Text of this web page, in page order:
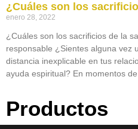
¿Cuáles son los
enero 28, 2022
¿Cuáles son los sacrificios de la
responsable ¿Sientes alguna vez
distancia inexplicable en tus
ayuda espiritual? En momentos
Productos